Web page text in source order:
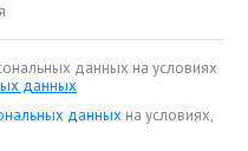
данных на условиях
данных
данных на условиях,